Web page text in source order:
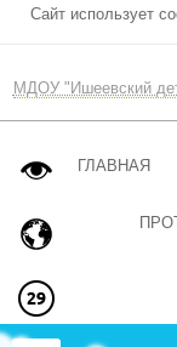
Сайт использует
МДОУ "Ишеевский
ГЛАВНАЯ